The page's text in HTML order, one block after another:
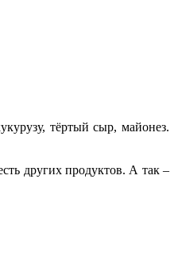
тёртый сыр, майонез.
других продуктов. А так –